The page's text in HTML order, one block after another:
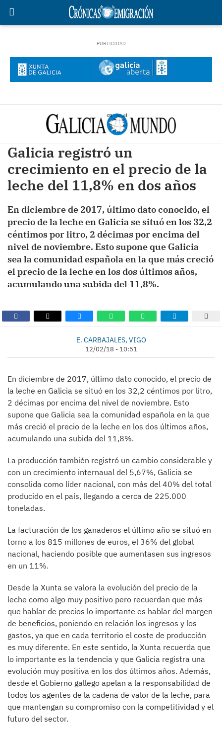
Galicia registró un
crecimiento en el precio de la
leche del 11,8% en dos años
En diciembre de 2017, último dato conocido, el
precio de la leche en Galicia se situó en los 32,2
céntimos por litro, 2 décimas por encima del
nivel de noviembre. Esto supone que Galicia
sea la comunidad española en la que más creció
el precio de la leche en los dos últimos años,
acumulando una subida del 11,8%.
E. CARBAJALES, VIGO
12/02/18 - 10:51
En diciembre de 2017, último dato conocido, el precio de
la leche en Galicia se situó en los 32,2 céntimos por litro,
2 décimas por encima del nivel de noviembre. Esto
supone que Galicia sea la comunidad española en la que
más creció el precio de la leche en los dos últimos años,
acumulando una subida del 11,8%.
La producción también registró un cambio considerable y
con un crecimiento internaual del 5,67%, Galicia se
consolida como líder nacional, con más del 40% del total
producido en el país, llegando a cerca de 225.000
toneladas.
La facturación de los ganaderos el último año se situó en
torno a los 815 millones de euros, el 36% del global
nacional, haciendo posible que aumentasen sus ingresos
en un 11%.
Desde la Xunta se valora la evolución del precio de la
leche como algo muy positivo pero recuerdan que más
que hablar de precios lo importante es hablar del margen
de beneficios, poniendo en relación los ingresos y los
gastos, ya que en cada territorio el coste de producción
es muy diferente. En este sentido, la Xunta recuerda que
lo importante es la tendencia y que Galicia registra una
evolución muy positiva en los dos últimos años. Además,
desde el Gobierno gallego apelan a la responsabilidad de
todos los agentes de la cadena de valor de la leche, para
que mantengan su compromiso con la competitividad y el
futuro del sector.